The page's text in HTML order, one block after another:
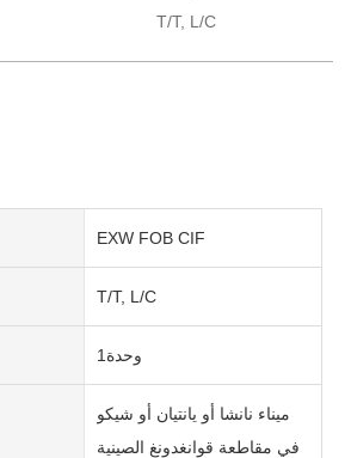
T/T, L/C
EXW FOB CIF
T/T, L/C
وحدة1
ميناء نانشا أو يانتيان أو شيكو
في مقاطعة قوانغدونغ الصينية